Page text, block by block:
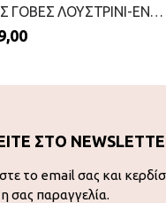
ΓΥΝΑΙΚΕΙΕΣ ΓΟΒΕΣ ΛΟΥΣΤΡΙΝΙ-ENVIE-2099-0517-ΜΠΛΕ
ΣΤΟ
το email σας και
σας παραγγελία.